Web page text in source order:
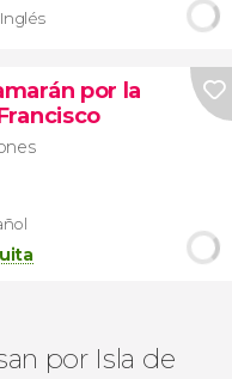
Inglés
por la
por Isla de